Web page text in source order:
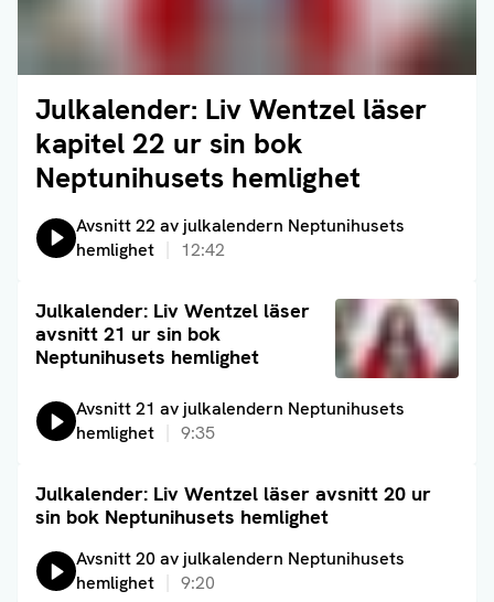
Julkalender: Liv Wentzel läser
kapitel 22 ur sin bok
Neptunihusets hemlighet
Läs artikel
Lyssna på:
Avsnitt 22 av julkalendern Neptunihusets
hemlighet
12:42
Julkalender: Liv Wentzel läser
avsnitt 21 ur sin bok
Neptunihusets hemlighet
Läs artikel
Lyssna på:
Avsnitt 21 av julkalendern Neptunihusets
hemlighet
9:35
Julkalender: Liv Wentzel läser avsnitt 20 ur
sin bok Neptunihusets hemlighet
Läs artikel
Lyssna på:
Avsnitt 20 av julkalendern Neptunihusets
hemlighet
9:20